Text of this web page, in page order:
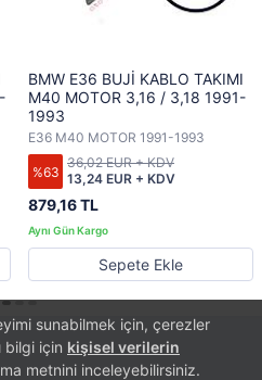
sunabilmek için, çerezler
bilgi için kişisel verilerin
metnini inceleyebilirsiniz.
BMW E36 BUJİ KABLO TAKIMI
M40 MOTOR 3,16 / 3,18 1991-
1993
E36 M40 MOTOR 1991-1993
%63
879,16 TL
13,24 EUR + KDV
36,02 EUR + KDV
Sepete Ekle